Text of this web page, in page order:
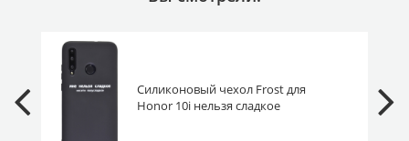
Силиконовый чехол Frost для
Honor 10i нельзя сладкое